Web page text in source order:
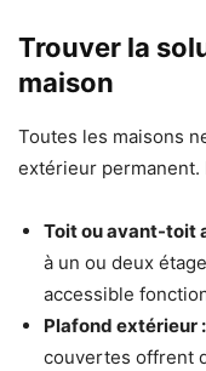
Trouver la
maison
Toutes les maisons
extérieur permanent.
Toit ou avant-toit
à un ou deux
accessible
Plafond extérieur :
couvertes offrent